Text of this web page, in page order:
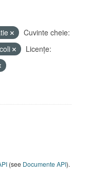
Cuvinte cheie:
Licenţe:
(see Documente API).